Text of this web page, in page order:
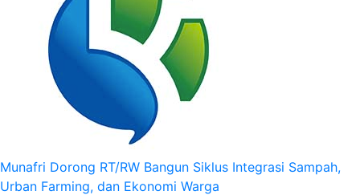
Munafri Dorong RT/RW Bangun Siklus Integrasi Sampah,
Urban Farming, dan Ekonomi Warga